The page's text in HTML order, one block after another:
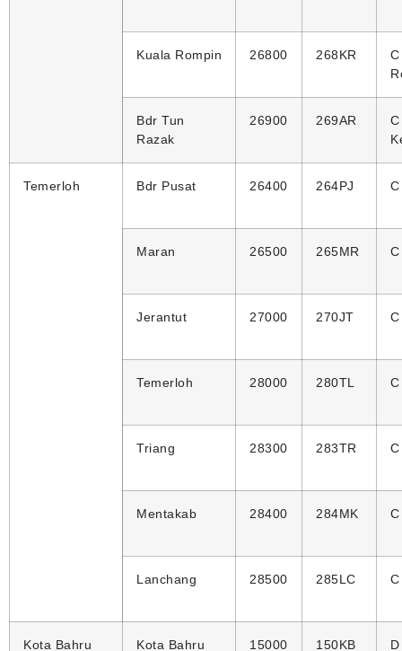
Kuala Rompin 26800 268KR
Bdr Tun
Razak
26900 269AR
Temerloh Bdr Pusat 26400 264PJ
Maran 26500 265MR
Jerantut 27000 270JT
Temerloh 28000 280TL
Triang 28300 283TR
Mentakab 28400 284MK
Lanchang 28500 285LC
Kota Bahru Kota Bahru 15000 150KB